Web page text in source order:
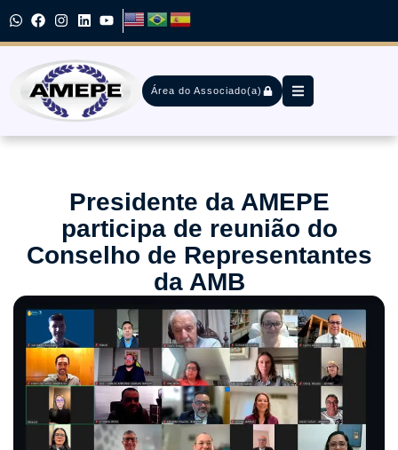
Área do Associado(a)
Presidente da AMEPE
participa de reunião do
Conselho de Representantes
da AMB